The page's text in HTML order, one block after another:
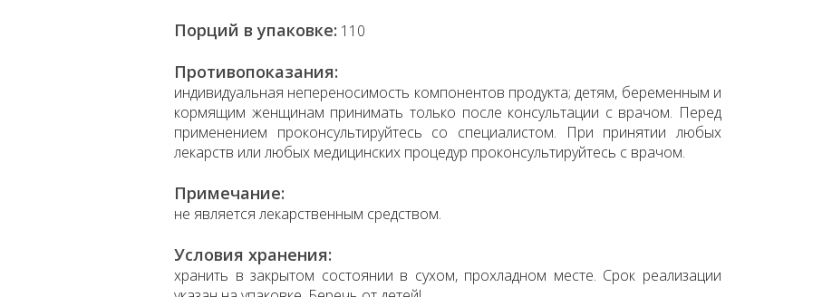
Порций в упаковке: 110
Противопоказания:
индивидуальная непереносимость компонентов продукта; детям, беременным и
кормящим женщинам принимать только после консультации с врачом. Перед
применением проконсультируйтесь со специалистом. При принятии любых
лекарств или любых медицинских процедур проконсультируйтесь с врачом.
Примечание:
не является лекарственным средством.
Условия хранения:
хранить в закрытом состоянии в сухом, прохладном месте. Срок реализации